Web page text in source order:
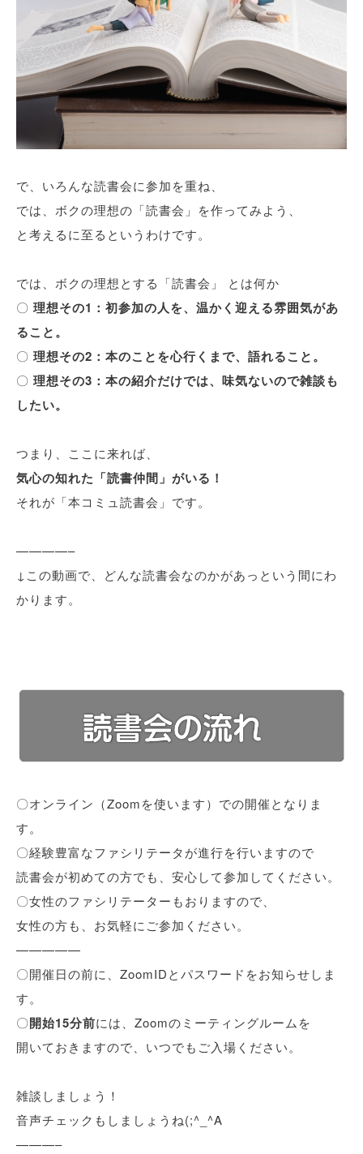
で、いろんな読書会に参加を重ね、
では、ボクの理想の「読書会」を作ってみよう、
と考えるに至るというわけです。
では、ボクの理想とする「読書会」 とは何か
〇 理想その1：初参加の人を、温かく迎える雰囲気があ
ること。
〇 理想その2：本のことを心行くまで、語れること。
〇 理想その3：本の紹介だけでは、味気ないので雑談も
したい。
つまり、ここに来れば、
気心の知れた「読書仲間」がいる！
それが「本コミュ読書会」です。
————–
↓この動画で、どんな読書会なのかがあっという間にわ
かります。
〇オンライン（Zoomを使います）での開催となりま
す。
〇経験豊富なファシリテータが進行を行いますので
読書会が初めての方でも、安心して参加してください。
〇女性のファシリテーターもおりますので、
女性の方も、お気軽にご参加ください。
—————
〇開催日の前に、ZoomIDとパスワードをお知らせしま
す。
〇開始15分前には、Zoomのミーティングルームを
開いておきますので、いつでもご入場ください。
雑談しましょう！
音声チェックもしましょうね(;^_^A
———–